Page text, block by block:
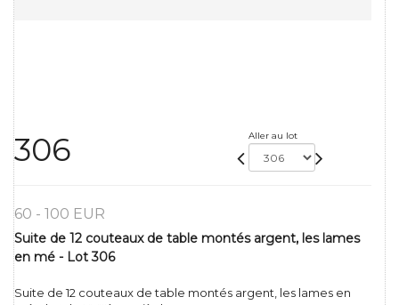
306 Aller au lot
60 - 100 EUR
Suite de 12 couteaux de table montés argent, les lames
en mé - Lot 306
Suite de 12 couteaux de table montés argent, les lames en